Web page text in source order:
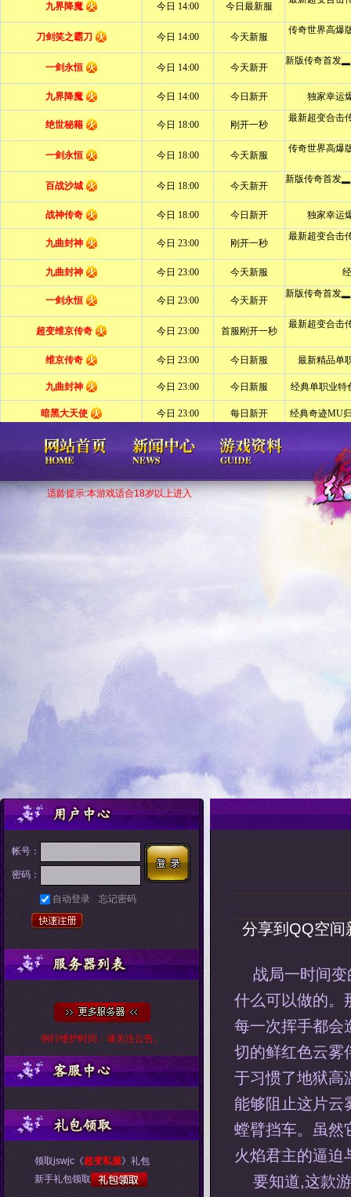
适龄提示:本游戏适合18岁以上进入
分享到 QQ空间
战局一时间
什么可以做的。
每一次挥手都会
切的鲜红色云雾
于习惯了地狱高
能够阻止这片云
螳臂挡车。虽然
火焰君主的逼迫
要知道,这款
帐号：
密码：
自动登录 忘记密码
例行维护时间：请关注公告。
领取jswjc《超变私服》礼包
新手礼包领取